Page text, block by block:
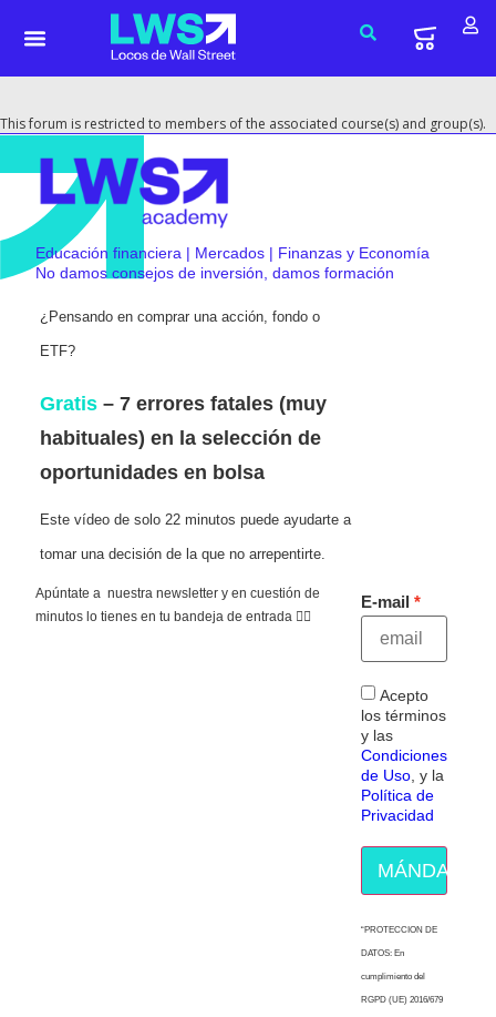
This forum is restricted to members of the associated course(s) and group(s).
Educación financiera | Mercados | Finanzas y Economía
No damos consejos de inversión, damos formación
¿Pensando en comprar una acción, fondo o
ETF?
Gratis – 7 errores fatales (muy
habituales) en la selección de
oportunidades en bolsa
Este vídeo de solo 22 minutos puede ayudarte a
tomar una decisión de la que no arrepentirte.
Apúntate a nuestra newsletter y en cuestión de
minutos lo tienes en tu bandeja de entrada 👇🏻
E-mail
Acepto
los términos
y las
Condiciones
de Uso, y la
Política de
Privacidad
MÁNDAME
“PROTECCION DE
DATOS: En
cumplimiento del
RGPD (UE) 2016/679